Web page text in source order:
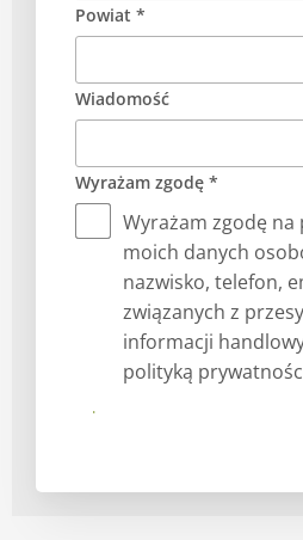
Powiat *
Wiadomość
Wyrażam zgodę *
Wyrażam zgodę
moich danych
nazwisko, telefon,
związanych z
informacji
polityką
Prześlij